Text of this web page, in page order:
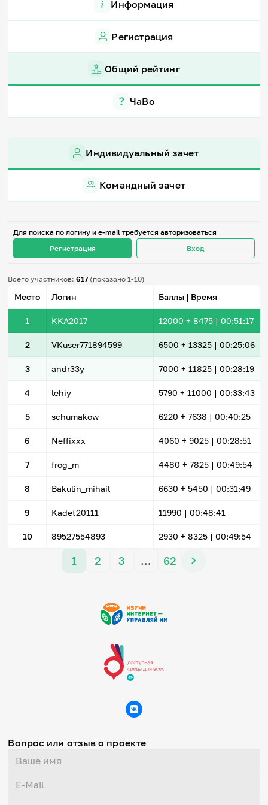
Игры и тренажеры
Знания в тестах
Настолка
Стихи
Школа наставников
IT-урок
Незрячим
Регистрация Вход
Информация
Регистрация
Общий рейтинг
ЧаВо
Индивидуальный зачет
Командный зачет
Для поиска по логину и e-mail требуется авторизоваться
Регистрация
Вход
Всего участников:617(показано 1-10)
Место Логин Баллы | Время
1 KKA2017 12000 + 8475| 00:51:17
2 VKuser771894599 6500 + 13325| 00:25:06
3 andr33y 7000 + 11825| 00:28:19
4 lehiy 5790 + 11000 | 00:33:43
5 schumakow 6220 + 7638 | 00:40:25
6 Neffixxx 4060 + 9025| 00:28:51
7 frog_m 4480 + 7825| 00:49:54
8 Bakulin_mihail 6630 + 5450 | 00:31:49
9 Kadet20111 11990 | 00:48:41
10 89527554893 2930 + 8325| 00:49:54
1 2 3 … 62
Вопрос или отзыв о проекте